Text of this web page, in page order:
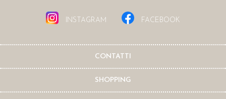
INSTAGRAM FACEBOOK
CONTATTI
SHOPPING